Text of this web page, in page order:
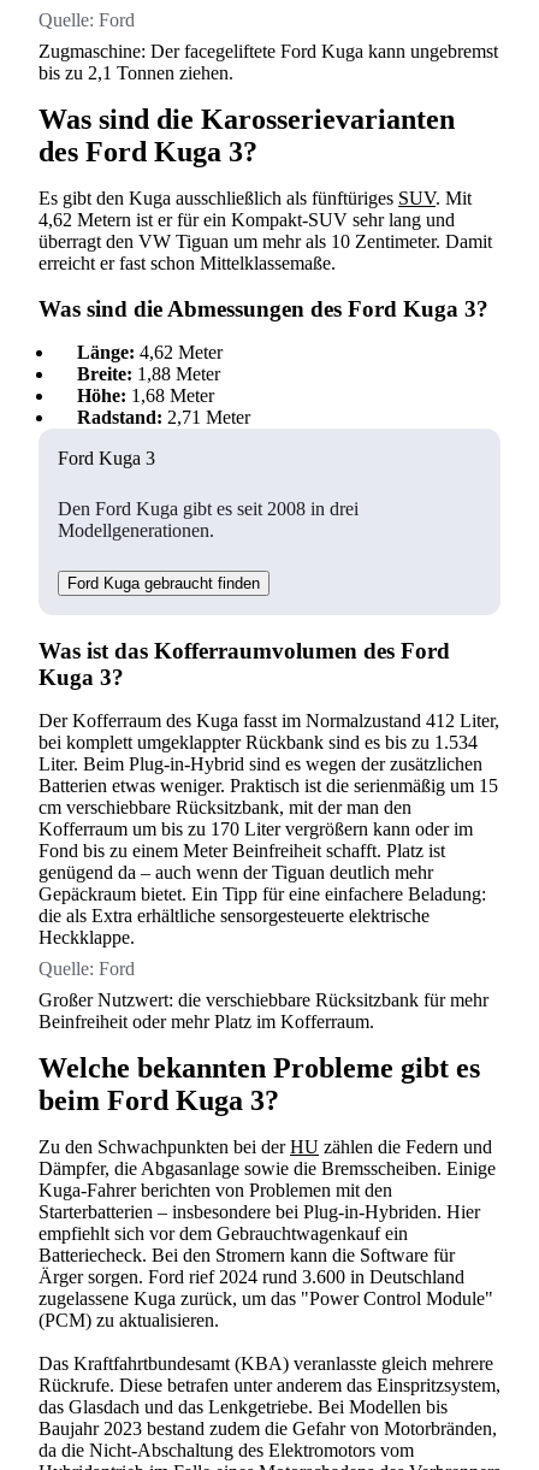
Quelle: Ford
Zugmaschine: Der facegeliftete Ford Kuga kann ungebremst
bis zu 2,1 Tonnen ziehen.
Was sind die Karosserievarianten
des Ford Kuga 3?
Es gibt den Kuga ausschließlich als fünftüriges SUV. Mit
4,62 Metern ist er für ein Kompakt-SUV sehr lang und
überragt den VW Tiguan um mehr als 10 Zentimeter. Damit
erreicht er fast schon Mittelklassemaße.
Was sind die Abmessungen des Ford Kuga 3?
Länge: 4,62 Meter
Breite: 1,88 Meter
Höhe: 1,68 Meter
Radstand: 2,71 Meter
Ford Kuga 3
Den Ford Kuga gibt es seit 2008 in drei
Modellgenerationen.
Ford Kuga gebraucht finden
Was ist das Kofferraumvolumen des Ford
Kuga 3?
Der Kofferraum des Kuga fasst im Normalzustand 412 Liter,
bei komplett umgeklappter Rückbank sind es bis zu 1.534
Liter. Beim Plug-in-Hybrid sind es wegen der zusätzlichen
Batterien etwas weniger. Praktisch ist die serienmäßig um 15
cm verschiebbare Rücksitzbank, mit der man den
Kofferraum um bis zu 170 Liter vergrößern kann oder im
Fond bis zu einem Meter Beinfreiheit schafft. Platz ist
genügend da – auch wenn der Tiguan deutlich mehr
Gepäckraum bietet. Ein Tipp für eine einfachere Beladung:
die als Extra erhältliche sensorgesteuerte elektrische
Heckklappe.
Quelle: Ford
Großer Nutzwert: die verschiebbare Rücksitzbank für mehr
Beinfreiheit oder mehr Platz im Kofferraum.
Welche bekannten Probleme gibt es
beim Ford Kuga 3?
Zu den Schwachpunkten bei derHU zählen die Federn und
Dämpfer, die Abgasanlage sowie die Bremsscheiben. Einige
Kuga-Fahrer berichten von Problemen mit den
Starterbatterien – insbesondere bei Plug-in-Hybriden. Hier
empfiehlt sich vor dem Gebrauchtwagenkauf ein
Batteriecheck. Bei den Stromern kann die Software für
Ärger sorgen. Ford rief 2024 rund 3.600 in Deutschland
zugelassene Kuga zurück, um das "Power Control Module"
(PCM) zu aktualisieren.
Das Kraftfahrtbundesamt (KBA) veranlasste gleich mehrere
Rückrufe. Diese betrafen unter anderem das Einspritzsystem,
das Glasdach und das Lenkgetriebe. Bei Modellen bis
Baujahr 2023 bestand zudem die Gefahr von Motorbränden,
da die Nicht-Abschaltung des Elektromotors vom